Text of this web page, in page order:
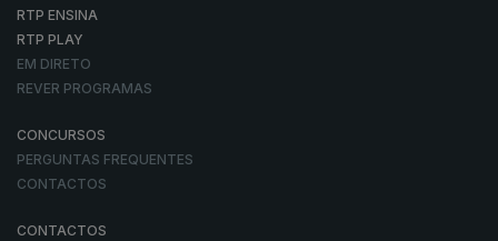
RTP ENSINA
RTP PLAY
EM DIRETO
REVER PROGRAMAS
CONCURSOS
PERGUNTAS FREQUENTES
CONTACTOS
CONTACTOS